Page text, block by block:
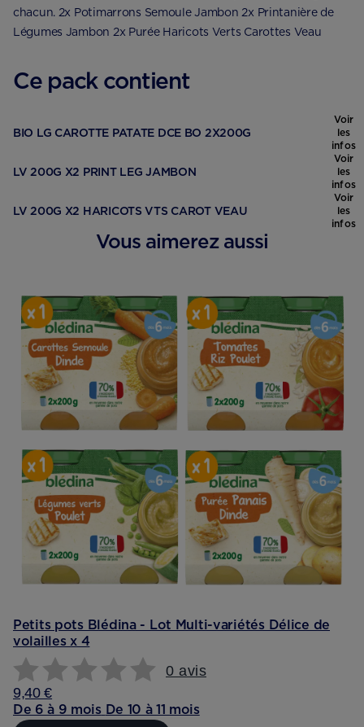
chacun. 2x Potimarrons Semoule Jambon 2x Printanière de
Légumes Jambon 2x Purée Haricots Verts Carottes Veau
Ce pack contient
BIO LG CAROTTE PATATE DCE BO 2X200G
Voir
les
infos
LV 200G X2 PRINT LEG JAMBON
Voir
les
infos
LV 200G X2 HARICOTS VTS CAROT VEAU
Voir
les
infos
Vous aimerez aussi
Petits pots Blédina - Lot Multi-variétés Délice de
volailles x 4
0 avis
9,40 €
De 6 à 9 mois De 10 à 11 mois